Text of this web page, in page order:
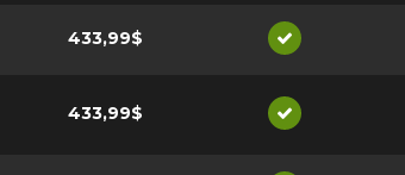
433,99$
Disponible
433,99$
Disponible